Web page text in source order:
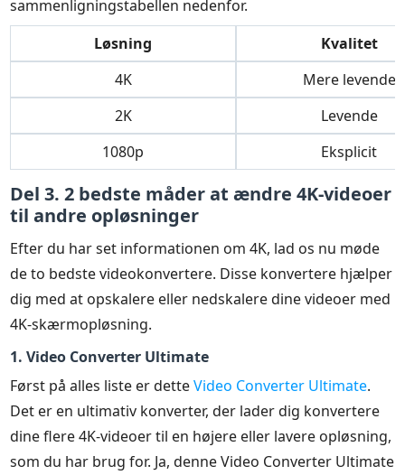
sammenligningstabellen nedenfor.
Løsning
Kvalitet
4K
Mere levende
2K
Levende
1080p
Eksplicit
Del 3. 2 bedste måder at ændre 4K-videoer
til andre opløsninger
Efter du har set informationen om 4K, lad os nu møde
de to bedste videokonvertere. Disse konvertere hjælper
dig med at opskalere eller nedskalere dine videoer med
4K-skærmopløsning.
1. Video Converter Ultimate
Først på alles liste er detteVideo Converter Ultimate.
Det er en ultimativ konverter, der lader dig konvertere
dine flere 4K-videoer til en højere eller lavere opløsning,
som du har brug for. Ja, denne Video Converter Ultimate